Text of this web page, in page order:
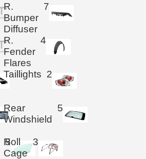
R.
Bumper
Diffuser
7
R.
Fender
Flares
4
Taillights 2
Rear
Windshield
5
5
Roll
Cage
3